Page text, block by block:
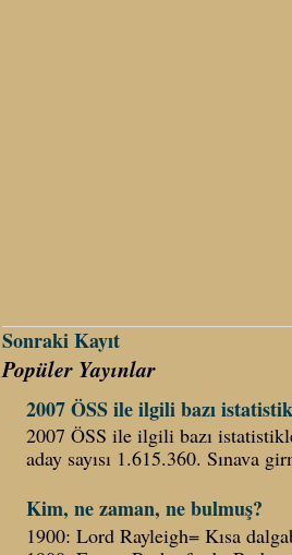
Sonraki Kayıt
Popüler Yayınlar
2007 ÖSS ile ilgili bazı
2007 ÖSS ile ilgili bazı
aday sayısı 1.615.360. Sınava
Kim, ne zaman, ne bulmuş?
1900: Lord Rayleigh= Kısa